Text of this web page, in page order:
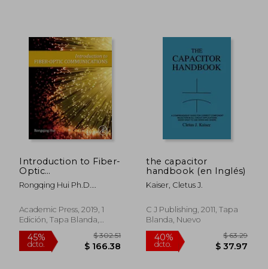
Introduction to Fiber-
Optic
Communications (en
Inglés)
Rongqing Hui Ph.D.
Politecnico Di Torino Torino
Italy
Academic Press, 2019, 1
Edición, Tapa Blanda,
Nuevo
the capacitor
handbook (en Inglés)
Kaiser, Cletus J.
C J Publishing, 2011, Tapa
Blanda, Nuevo